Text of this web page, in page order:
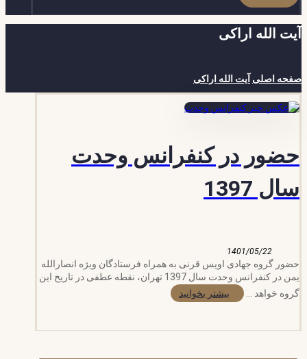
آیت الله اراکی
صفحه اصلی آیت الله اراکی
حضور در کنفرانس وحدت
سال 1397
1401/05/22
حضور گروه جهادی اویس قرنی به همراه فرستادگان ویژه انصارالله
یمن در کنفرانس وحدت سال 1397 تهران، نقطه عطفی در تاریخ این
گروه خواهد ...
بیشتر بخوانید